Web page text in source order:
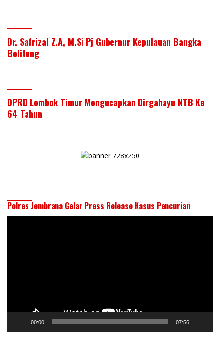
Dr. Safrizal Z.A, M.Si Pj Gubernur Kepulauan Bangka
Belitung
DPRD Lombok Timur Mengucapkan Dirgahayu NTB Ke
64 Tahun
Polres Jembrana Gelar Press Release Kasus Pencurian
00:00 07:56